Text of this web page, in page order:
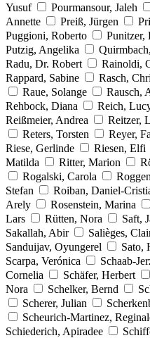
Yusuf
Pourmansour, Jaleh
Annette
Preiß, Jürgen
Puggioni, Roberto
Punitzer,
Putzig, Angelika
Radu, Dr. Robert
Rainoldi,
Rappard, Sabine
Rasch,
Raue, Solange
Rausch,
Rehbock, Diana
Reich,
Reißmeier, Andrea
Reitzer,
Reters, Torsten
Reyer,
Riese, Gerlinde
Riesen, Elfi
Matilda
Ritter, Marion
Rogalski, Carola
Stefan
Roiban, Daniel-
Arely
Rosenstein, Marina
Lars
Rütten, Nora Saft,
Sakallah, Abir
Salièges,
Sanduijav, Oyungerel
Sato,
Scarpa, Verónica
Schaab-
Cornelia
Schäfer, Herbert
Nora
Schelker, Bernd
Scherer, Julian
Scheurich-Martinez,
Schiederich, Apiradee